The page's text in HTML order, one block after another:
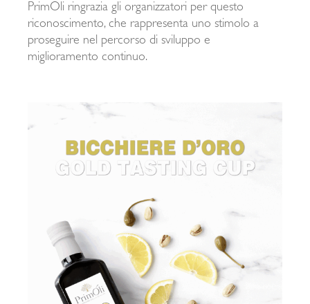
PrimOli ringrazia gli organizzatori per questo
riconoscimento, che rappresenta uno stimolo a
proseguire nel percorso di sviluppo e
miglioramento continuo.